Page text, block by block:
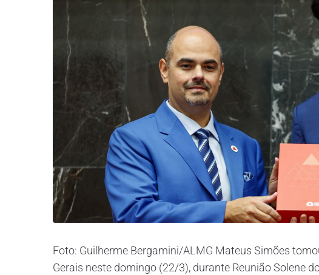
Foto: Guilherme Bergamini/ALMG Mateus Simões
Gerais neste domingo (22/3), durante Reunião Solene